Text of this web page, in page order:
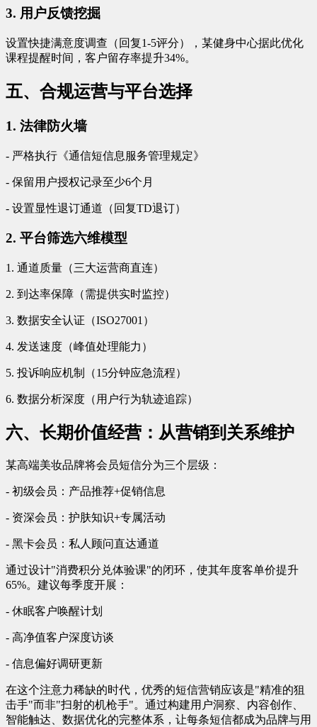
3. 用户反馈挖掘
设置快捷满意度调查（回复1-5评分），某健身中心据此优化
课程提醒时间，客户留存率提升34%。
五、合规运营与平台选择
1. 法律防火墙
- 严格执行《通信短信息服务管理规定》
- 保留用户授权记录至少6个月
- 设置显性退订通道（回复TD退订）
2. 平台筛选六维模型
1. 通道质量（三大运营商直连）
2. 到达率保障（需提供实时监控）
3. 数据安全认证（ISO27001）
4. 发送速度（峰值处理能力）
5. 投诉响应机制（15分钟应急流程）
6. 数据分析深度（用户行为轨迹追踪）
六、长期价值经营：从营销到关系维护
某高端美妆品牌将会员短信分为三个层级：
- 初级会员：产品推荐+促销信息
- 资深会员：护肤知识+专属活动
- 黑卡会员：私人顾问直达通道
通过设计"消费积分兑体验课"的闭环，使其年度客单价提升
65%。建议每季度开展：
- 休眠客户唤醒计划
- 高净值客户深度访谈
- 信息偏好调研更新
在这个注意力稀缺的时代，优秀的短信营销应该是"精准的狙
击手"而非"扫射的机枪手"。通过构建用户洞察、内容创作、
智能触达、数据优化的完整体系，让每条短信都成为品牌与用